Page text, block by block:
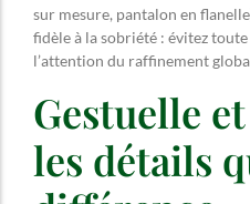
sur mesure, pantalon en
fidèle à la sobriété : évitez
l’attention du raffinement
Gestuelle
les détails